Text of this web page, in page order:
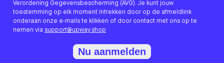
Verordening Gegevensbescherming (AVG). Je kunt jouw
toestemming op elk moment intrekken door op de afmeldlink
onderaan onze e-mails te klikken of door contact met ons op te
nemen via support@upway.shop
Nu aanmelden